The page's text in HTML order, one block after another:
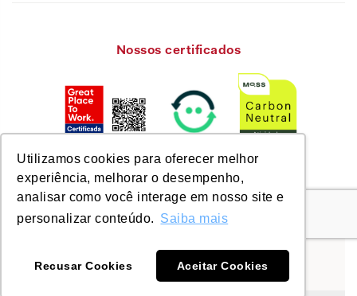
Utilizamos cookies para oferecer melhor
experiência, melhorar o desempenho,
analisar como você interage em nosso site e
personalizar conteúdo. Saiba mais
Recusar Cookies Aceitar Cookies
Nossos certificados